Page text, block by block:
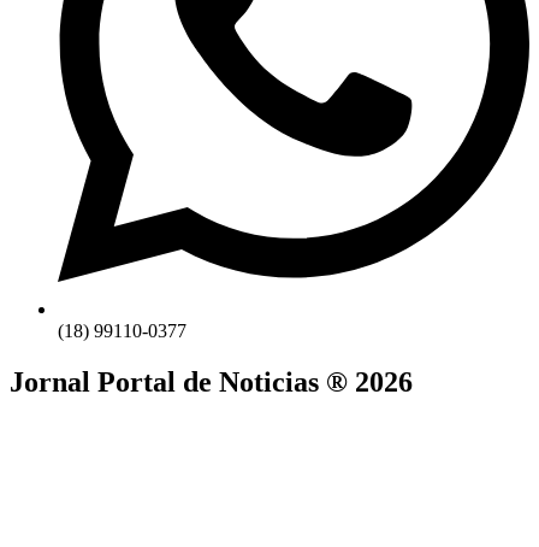
(18) 99110-0377
Jornal Portal de Noticias ® 2026